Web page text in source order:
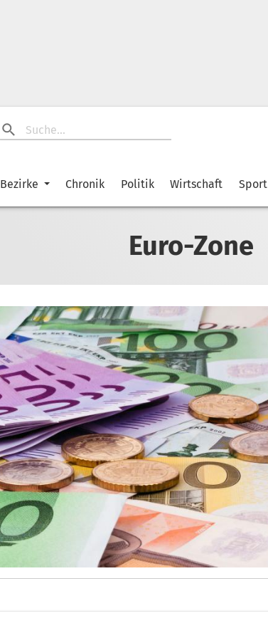
Bezirke Chronik Politik Wirtschaft Sport
Euro-Zone